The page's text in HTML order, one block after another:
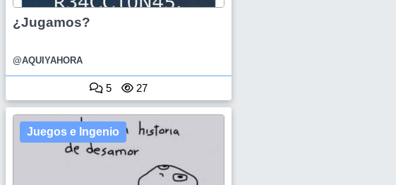
¿Jugamos?
@AQUIYAHORA
5 27
Juegos e Ingenio